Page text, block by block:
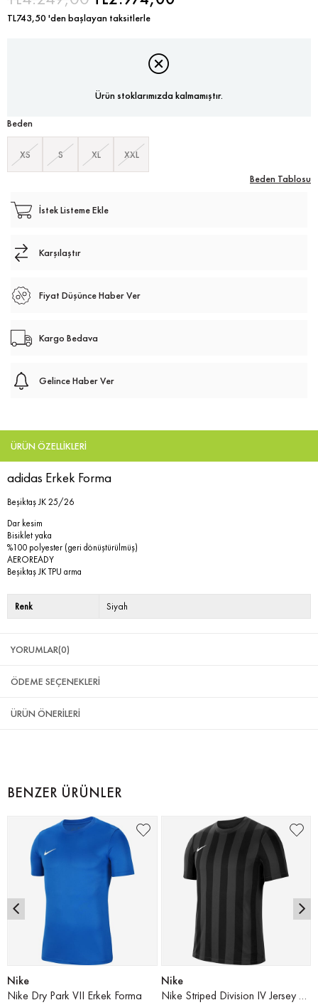
TL743,50 'den başlayan taksitlerle
Ürün stoklarımızda kalmamıştır.
Beden
XS S XL
XXL
Beden Tablosu
İstek Listeme Ekle
Karşılaştır
Fiyat Düşünce Haber Ver
Kargo Bedava
Gelince Haber Ver
ÜRÜN ÖZELLIKLERI
adidas Erkek Forma
Beşiktaş JK 25/26
Dar kesim
Bisiklet yaka
%100 polyester (geri dönüştürülmüş)
AEROREADY
Beşiktaş JK TPU arma
Renk Siyah
YORUMLAR(0)
ÖDEME SEÇENEKLERI
ÜRÜN ÖNERILERI
BENZER ÜRÜNLER
Nike
Nike Dry Park VII Erkek Forma
Nike
Nike Striped Division IV Jersey Erkek Forma